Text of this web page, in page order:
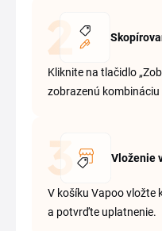
Kliknite na tlačidlo
zobrazenú kombináciu
Vloženie
V košíku Vapoo vložte
a potvrďte uplatnenie.